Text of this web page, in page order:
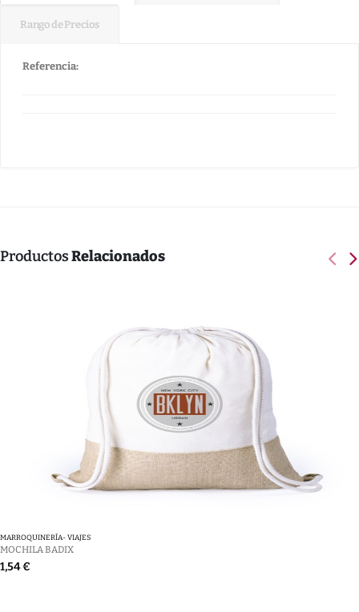
Rango de Precios
Referencia:
ProductosRelacionados
MARROQUINERÍA- VIAJES
MOCHILA BADIX
1,54 €